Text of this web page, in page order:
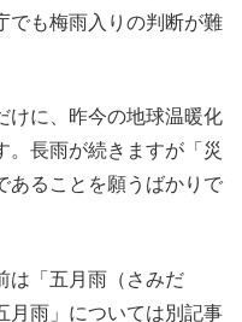
でも梅雨入りの判断が難
けに、昨今の地球温暖化
。長雨が続きますが「災
あることを願うばかりで
は「五月雨（さみだ
月雨」については別記事